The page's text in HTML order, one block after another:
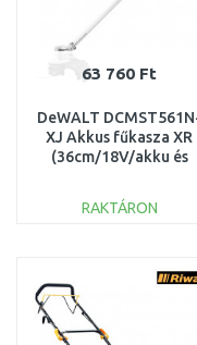
63 760 Ft
DeWALT
XJ Akkus fűkasza XR
(36cm/18V/akku és
RAKTÁRON
Összehasonlítás